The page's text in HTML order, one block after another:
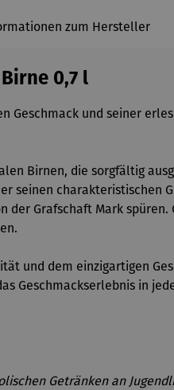
zum Hersteller
0,7 l
Geschmack und seiner
Birnen, die sorgfältig
seinen charakteristischen
der Grafschaft Mark
und dem einzigartigen
Geschmackserlebnis in
Getränken an